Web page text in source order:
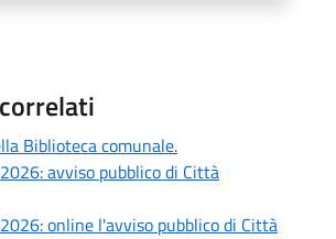
Biblioteca comunale.
avviso pubblico di Città
online l'avviso pubblico di Città